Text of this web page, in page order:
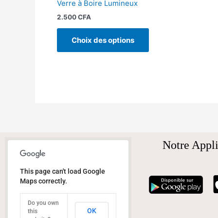
Verre à Boire Lumineux
2.500CFA
Choix des options
This page can't load Google
Maps correctly.
Do you own
this
OK
Notre